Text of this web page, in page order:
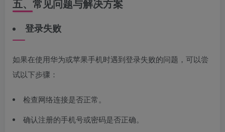
五、常见问题与解决方案
登录失败
如果在使用华为或苹果手机时遇到登录失败的问题，可以尝
试以下步骤：
检查网络连接是否正常。
确认注册的手机号或密码是否正确。